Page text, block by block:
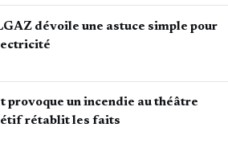
dévoile une astuce simple pour
provoque un incendie au théâtre
rétablit les faits